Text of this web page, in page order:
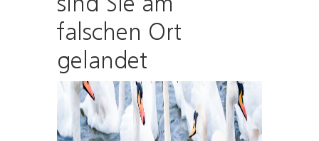
falschen Ort
gelandet